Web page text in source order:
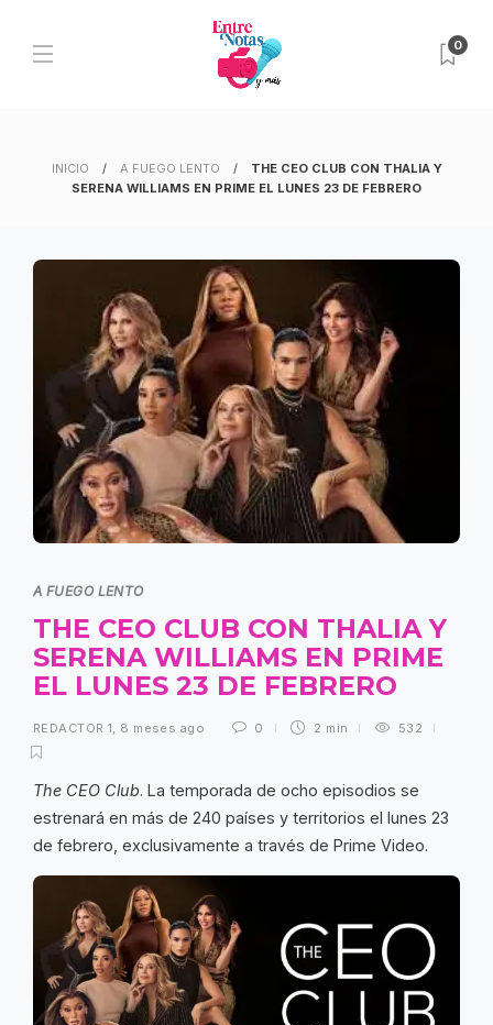
0
INICIO A FUEGO LENTO
THE CEO CLUB CON THALIA Y
SERENA WILLIAMS EN PRIME EL LUNES 23 DE FEBRERO
A FUEGO LENTO
THE CEO CLUB CON THALIA Y
SERENA WILLIAMS EN PRIME
EL LUNES 23 DE FEBRERO
REDACTOR 1, 8 meses ago 0 2 min 532
The CEO Club. La temporada de ocho episodios se
estrenará en más de 240 países y territorios el lunes 23
de febrero, exclusivamente a través de Prime Video.